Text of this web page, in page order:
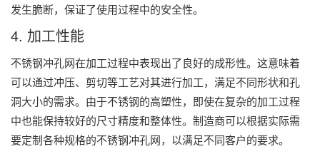
发生脆断，保证了使用过程中的安全性。
4. 加工性能
不锈钢冲孔网在加工过程中表现出了良好的成形性。这意味着
可以通过冲压、剪切等工艺对其进行加工，满足不同形状和孔
洞大小的需求。由于不锈钢的高塑性，即使在复杂的加工过程
中也能保持较好的尺寸精度和整体性。制造商可以根据实际需
要定制各种规格的不锈钢冲孔网，以满足不同客户的要求。